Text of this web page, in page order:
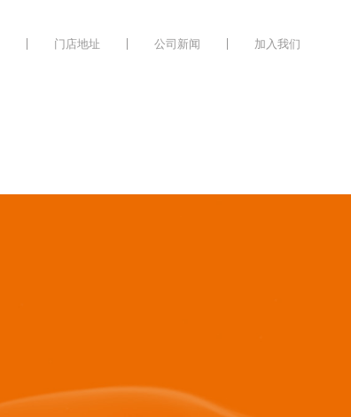
门店地址 公司新闻 加入我们